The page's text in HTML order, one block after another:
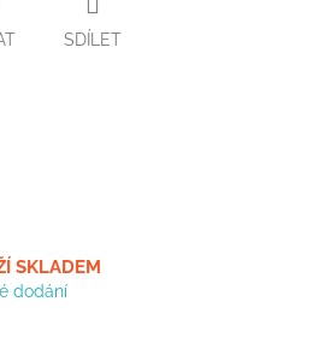
SDÍLET
SKLADEM
dodání